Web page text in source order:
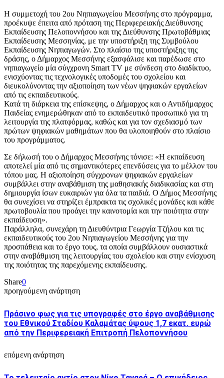
Η συμμετοχή του 2ου Νηπιαγωγείου Μεσσήνης στο πρόγραμμα,
προέκυψε έπειτα από πρόταση της Περιφερειακής Διεύθυνσης
Εκπαίδευσης Πελοποννήσου και της Διεύθυνσης Πρωτοβάθμιας
Εκπαίδευσης Μεσσηνίας, με την υποστήριξη της Συμβούλου
Εκπαίδευσης Νηπιαγωγών. Στο πλαίσιο της υποστήριξης της
δράσης, ο Δήμαρχος Μεσσήνης εξασφάλισε και παρέδωσε στο
νηπιαγωγείο μία σύγχρονη Smart TV με σύνδεση στο διαδίκτυο,
ενισχύοντας τις τεχνολογικές υποδομές του σχολείου και
διευκολύνοντας την αξιοποίηση των νέων ψηφιακών εργαλείων
από τις εκπαιδευτικούς.
Κατά τη διάρκεια της επίσκεψης, ο Δήμαρχος και ο Αντιδήμαρχος
Παιδείας ενημερώθηκαν από το εκπαιδευτικό προσωπικό για τη
λειτουργία της πλατφόρμας, καθώς και για τον σχεδιασμό των
πρώτων ψηφιακών μαθημάτων που θα υλοποιηθούν στο πλαίσιο
του προγράμματος.
Σε δήλωσή του ο Δήμαρχος Μεσσήνης τόνισε: «Η εκπαίδευση
αποτελεί μία από τις σημαντικότερες επενδύσεις για το μέλλον του
τόπου μας. Η αξιοποίηση σύγχρονων ψηφιακών εργαλείων
συμβάλλει στην αναβάθμιση της μαθησιακής διαδικασίας και στη
δημιουργία ίσων ευκαιριών για όλα τα παιδιά. Ο Δήμος Μεσσήνης
θα συνεχίσει να στηρίζει έμπρακτα τις σχολικές μονάδες και κάθε
πρωτοβουλία που προάγει την καινοτομία και την ποιότητα στην
εκπαίδευση».
Παράλληλα, συνεχάρη τη Διευθύντρια Γεωργία Τζήλου και τις
εκπαιδευτικούς του 2ου Νηπιαγωγείου Μεσσήνης για την
προσπάθεια και το έργο τους, τα οποία συμβάλλουν ουσιαστικά
στην αναβάθμιση της λειτουργίας του σχολείου και στην ενίσχυση
της ποιότητας της παρεχόμενης εκπαίδευσης.
Share0
προηγούμενη ανάρτηση
Πράσινο φως για τις υπογραφές στο έργο αναβάθμισης
του Εθνικού Σταδίου Καλαμάτας ύψους 1,7 εκατ. ευρώ
από την Περιφερειακή Επιτροπή Πελοποννήσου
επόμενη ανάρτηση